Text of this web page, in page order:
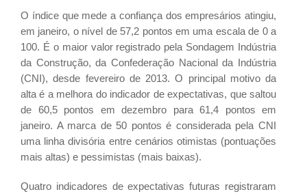
O índice que mede a confiança dos empresários atingiu,
em janeiro, o nível de 57,2 pontos em uma escala de 0 a
100. É o maior valor registrado pela Sondagem Indústria
da Construção, da Confederação Nacional da Indústria
(CNI), desde fevereiro de 2013. O principal motivo da
alta é a melhora do indicador de expectativas, que saltou
de 60,5 pontos em dezembro para 61,4 pontos em
janeiro. A marca de 50 pontos é considerada pela CNI
uma linha divisória entre cenários otimistas (pontuações
mais altas) e pessimistas (mais baixas).
Quatro indicadores de expectativas futuras registraram